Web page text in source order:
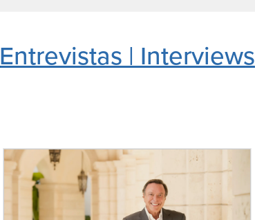
Entrevistas | Interviews